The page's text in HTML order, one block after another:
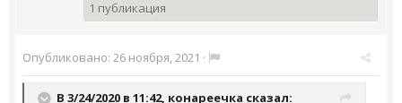
1 публикация
Опубликовано: 26 ноября, 2021 ·
В 3/24/2020 в 11:42, конареечка сказал: